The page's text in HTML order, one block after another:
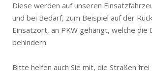
Diese werden auf unseren
und bei Bedarf, zum Beispiel auf der
Einsatzort, an PKW gehängt, welche die
behindern.
Bitte helfen auch Sie mit, die Straßen frei